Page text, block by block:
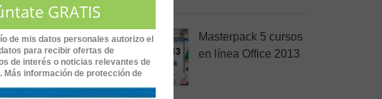
Masterpack 5 cursos
en línea Office 2013
de mis datos personales autorizo el
para recibir ofertas de
de interés o noticias relevantes de
Más información de protección de